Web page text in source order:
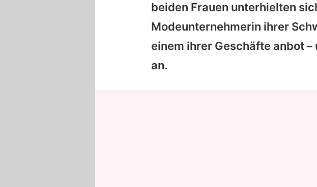
beiden Frauen unterhielten
Modeunternehmerin ihrer
einem ihrer Geschäfte anbot
an.